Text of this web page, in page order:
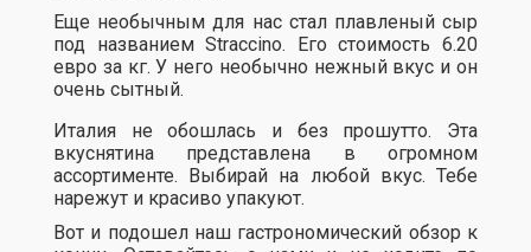
Еще необычным для нас стал плавленый сыр
под названием Straccino. Его стоимость 6.20
евро за кг. У него необычно нежный вкус и он
очень сытный.
Италия не обошлась и без прошутто. Эта
вкуснятина представлена в огромном
ассортименте. Выбирай на любой вкус. Тебе
нарежут и красиво упакуют.
Вот и подошел наш гастрономический обзор к